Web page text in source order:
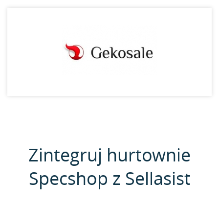
Zintegruj hurtownie
Specshop z Sellasist